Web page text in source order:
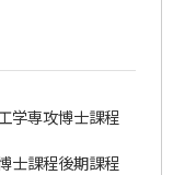
学専攻博士課程
士課程後期課程